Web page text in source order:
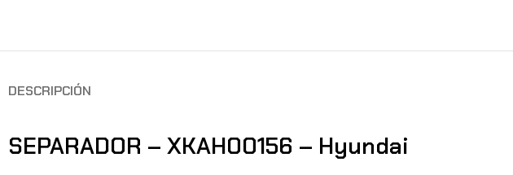
DESCRIPCIÓN
SEPARADOR – XKAH00156 – Hyundai